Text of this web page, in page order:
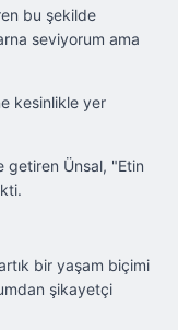
bu şekilde
seviyorum ama
kesinlikle yer
getiren Ünsal, "Etin
bir yaşam biçimi
şikayetçi